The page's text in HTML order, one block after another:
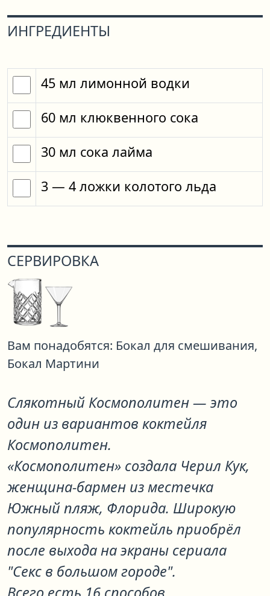
ИНГРЕДИЕНТЫ
45 мл лимонной водки
60 мл клюквенного сока
30 мл сока лайма
3 — 4 ложки колотого льда
СЕРВИРОВКА
Вам понадобятся: Бокал для смешивания,
Бокал Мартини
Слякотный Космополитен— это
один из вариантов коктейля
Космополитен.
«Космополитен» создала Черил Кук,
женщина-бармен из местечка
Южный пляж, Флорида. Широкую
популярность коктейль приобрёл
после выхода на экраны сериала
"Секс в большом городе".